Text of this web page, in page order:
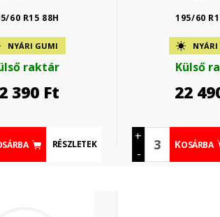
60 R15 88H
NYÁRI GUMI
raktár
390 Ft
RÉSZLETEK
195/60
Külső
22
+
-
KOSÁRBA